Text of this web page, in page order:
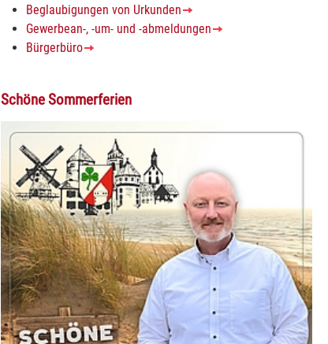
Beglaubigungen von Urkunden
Gewerbean-, -um- und -abmeldungen
Bürgerbüro
Schöne Sommerferien